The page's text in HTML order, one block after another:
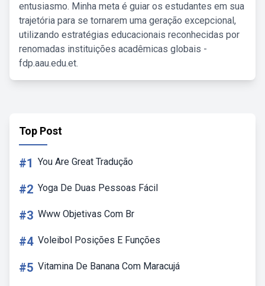
entusiasmo. Minha meta é guiar os estudantes em sua
trajetória para se tornarem uma geração excepcional,
utilizando estratégias educacionais reconhecidas por
renomadas instituições acadêmicas globais -
fdp.aau.edu.et.
Top Post
#1 You Are Great Tradução
#2 Yoga De Duas Pessoas Fácil
#3 Www Objetivas Com Br
#4 Voleibol Posições E Funções
#5 Vitamina De Banana Com Maracujá